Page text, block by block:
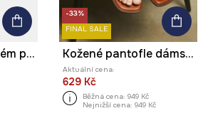
Sandály na plochém podpatku dámské semišové
-33%
FINAL SALE
Kožené pantofle dámské s ozdobnou aplikací hnědá barva
Aktuální cena:
629 Kč
Běžná cena: 949 Kč
Nejnižší cena: 949 Kč